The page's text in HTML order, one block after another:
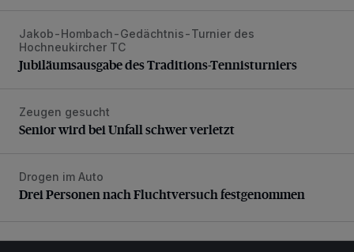
Jubiläumsausgabe des Traditions-Tennisturniers
Jakob-Hombach-Gedächtnis-Turnier des
Hochneukircher TC
Jubiläumsausgabe des Traditions-Tennisturniers
Senior wird bei Unfall schwer verletzt
Zeugen gesucht
Senior wird bei Unfall schwer verletzt
Drei Personen nach Fluchtversuch festgenommen
Drogen im Auto
Drei Personen nach Fluchtversuch festgenommen